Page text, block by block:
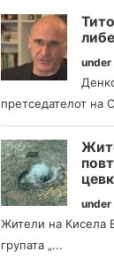
under
претседателот на
under
Жители на Кисела
групата „...